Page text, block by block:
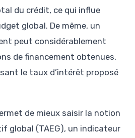
du crédit, ce qui influe
global. De même, un
peut considérablement
de financement obtenues,
le taux d’intérêt proposé
de mieux saisir la notion
global (TAEG), un indicateur